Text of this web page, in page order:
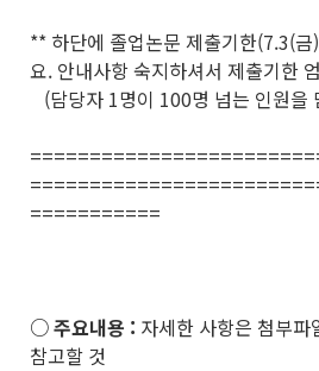
** 하단에 졸업논문 제출기한(7.3(
요. 안내사항 숙지하셔서 제출기한
(담당자 1명이 100명 넘는 인원을
===========
○ 주요내용 : 자세한 사항은 첨부
참고할 것